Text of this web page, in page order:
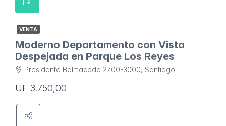
VENTA
Moderno Departamento con Vista
Despejada en Parque Los Reyes
Presidente Balmaceda 2700-3000, Santiago
UF 3.750,00